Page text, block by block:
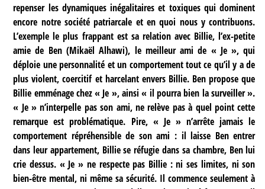
repenser les dynamiques inégalitaires et toxiques qui dominent
encore notre société patriarcale et en quoi nous y contribuons.
L’exemple le plus frappant est sa relation avec Billie, l’ex-petite
amie de Ben (Mikaël Alhawi), le meilleur ami de « Je », qui
déploie une personnalité et un comportement tout ce qu’il y a de
plus violent, coercitif et harcelant envers Billie. Ben propose que
Billie emménage chez « Je », ainsi « il pourra bien la surveiller ».
« Je » n’interpelle pas son ami, ne relève pas à quel point cette
remarque est problématique. Pire, « Je » n’arrête jamais le
comportement répréhensible de son ami : il laisse Ben entrer
dans leur appartement, Billie se réfugie dans sa chambre, Ben lui
crie dessus. « Je » ne respecte pas Billie : ni ses limites, ni son
bien-être mental, ni même sa sécurité. Il commence seulement à